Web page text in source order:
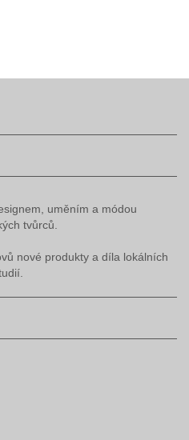
uměním a módou
tvůrců.
nové produkty a díla lokálních